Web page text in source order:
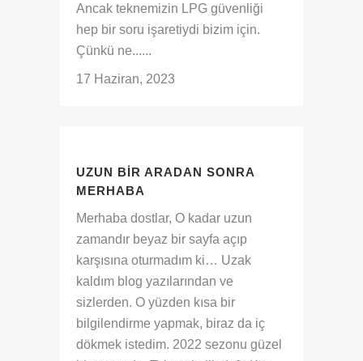
Ancak teknemizin LPG güvenliği
hep bir soru işaretiydi bizim için.
Çünkü ne......
17 Haziran, 2023
UZUN BIR ARADAN SONRA
MERHABA
Merhaba dostlar, O kadar uzun
zamandır beyaz bir sayfa açıp
karşısına oturmadım ki… Uzak
kaldım blog yazılarından ve
sizlerden. O yüzden kısa bir
bilgilendirme yapmak, biraz da iç
dökmek istedim. 2022 sezonu güzel